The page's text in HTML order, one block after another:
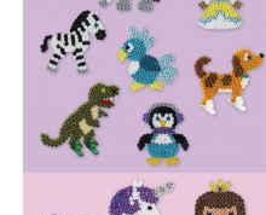
Vopsele
Biciclete si Triciclete
Biciclete
Accesorii
Biciclete VIKING
Biciclete Viking Challange